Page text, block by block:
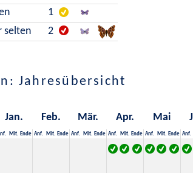
1
selten
2
Jahresübersicht
Jan. Feb. Mär. Apr. Mai
Mit. Ende Anf. Mit. Ende Anf. Mit. Ende Anf. Mit. Ende Anf. Mit. Ende Anf.